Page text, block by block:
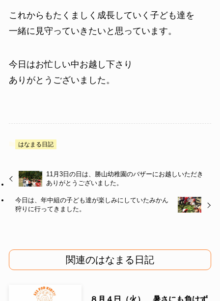
これからもたくましく成長していく子ども達を
一緒に見守っていきたいと思っています。
今日はお忙しい中お越し下さり
ありがとうございました。
はなまる日記
11月3日の日は、勝山幼稚園のバザーにお越しいただき
ありがとうございました。
今日は、年中組の子ども達が楽しみにしていたみかん
狩りに行ってきました。
関連のはなまる日記
８月４日（火） 暑さにも負けず